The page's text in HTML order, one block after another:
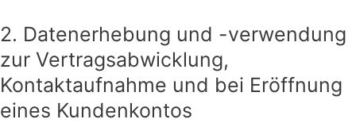
2. Datenerhebung und -verwendung
zur Vertragsabwicklung,
Kontaktaufnahme und bei Eröffnung
eines Kundenkontos